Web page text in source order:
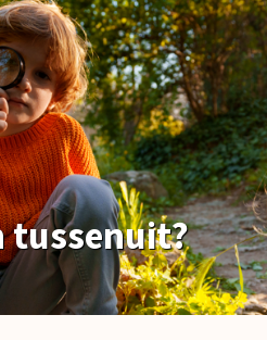
tussenuit?